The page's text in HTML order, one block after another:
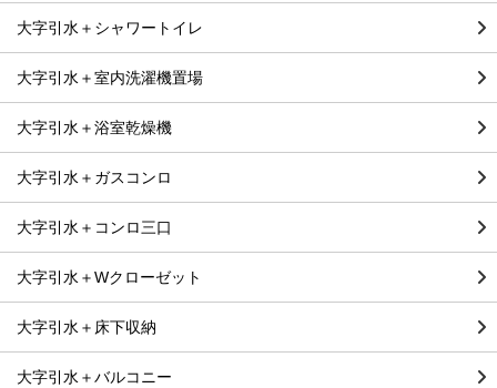
大字引水＋シャワートイレ
大字引水＋室内洗濯機置場
大字引水＋浴室乾燥機
大字引水＋ガスコンロ
大字引水＋コンロ三口
大字引水＋Wクローゼット
大字引水＋床下収納
大字引水＋バルコニー